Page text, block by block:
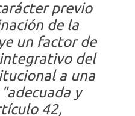
previo
de la
un factor de
del
a una
y
42,